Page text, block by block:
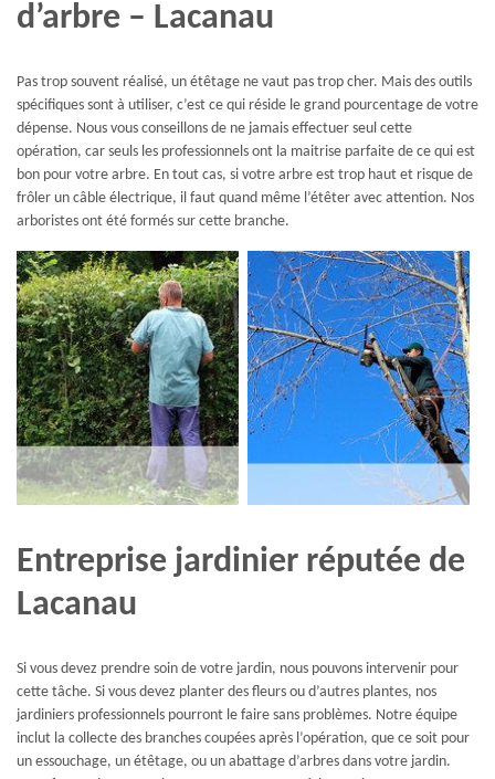
d’arbre – Lacanau
Pas trop souvent réalisé, un étêtage ne vaut pas trop cher. Mais des outils
spécifiques sont à utiliser, c’est ce qui réside le grand pourcentage de votre
dépense. Nous vous conseillons de ne jamais effectuer seul cette
opération, car seuls les professionnels ont la maitrise parfaite de ce qui est
bon pour votre arbre. En tout cas, si votre arbre est trop haut et risque de
frôler un câble électrique, il faut quand même l’étêter avec attention. Nos
arboristes ont été formés sur cette branche.
Entreprise jardinier réputée de
Lacanau
Si vous devez prendre soin de votre jardin, nous pouvons intervenir pour
cette tâche. Si vous devez planter des fleurs ou d’autres plantes, nos
jardiniers professionnels pourront le faire sans problèmes. Notre équipe
inclut la collecte des branches coupées après l’opération, que ce soit pour
un essouchage, un étêtage, ou un abattage d’arbres dans votre jardin.